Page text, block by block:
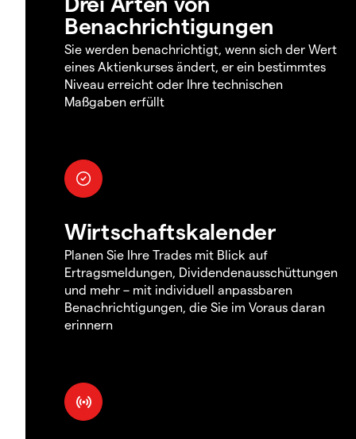
Benachrichtigungen
Sie werden benachrichtigt, wenn sich der Wert
eines Aktienkurses ändert, er ein bestimmtes
Niveau erreicht oder Ihre technischen
Maßgaben erfüllt
Wirtschaftskalender
Planen Sie Ihre Trades mit Blick auf
Ertragsmeldungen, Dividendenausschüttungen
und mehr – mit individuell anpassbaren
Benachrichtigungen, die Sie im Voraus daran
erinnern